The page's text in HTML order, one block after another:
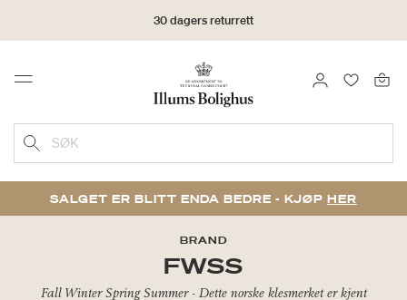
30 dagers returrett
Menu LOGG INN
SØK
SALGET ER BLITT ENDA BEDRE - KJØP HER
BRAND
FWSS
Fall Winter Spring Summer - Dette norske klesmerket er kjent